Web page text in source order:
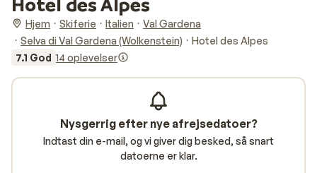
Hjem Skiferie Italien
Val Gardena
Selva di Val Gardena (Wolkenstein)
Hotel des Alpes
7.1 God 14 oplevelser
Nysgerrig efter nye afrejsedatoer?
Indtast din e-mail, og vi giver dig besked, så snart
datoerne er klar.